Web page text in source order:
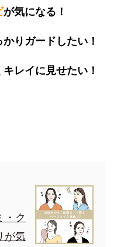
が気になる！
りガードしたい！
レイに見せたい！
ク
が気